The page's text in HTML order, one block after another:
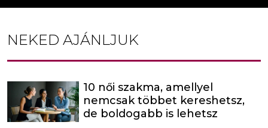
NEKED AJÁNLJUK
10 női szakma, amellyel
nemcsak többet kereshetsz,
de boldogabb is lehetsz